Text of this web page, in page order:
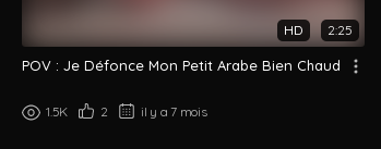
HD 2:25
POV : Je Défonce Mon Petit Arabe Bien Chaud
1.5K 2 il y a 7 mois